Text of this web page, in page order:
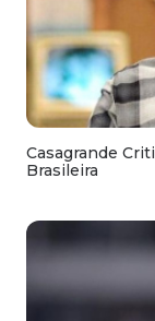
Casagrande
Brasileira